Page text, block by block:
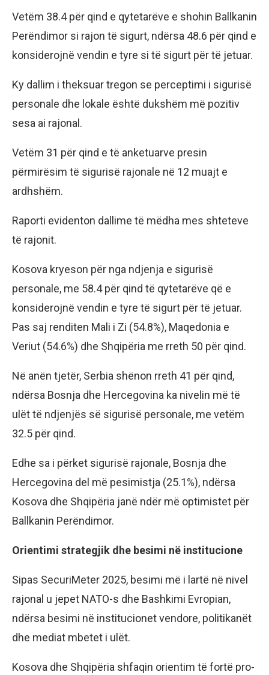
Vetëm 38.4 për qind e qytetarëve e shohin Ballkanin
Perëndimor si rajon të sigurt, ndërsa 48.6 për qind e
konsiderojnë vendin e tyre si të sigurt për të jetuar.
Ky dallim i theksuar tregon se perceptimi i sigurisë
personale dhe lokale është dukshëm më pozitiv
sesa ai rajonal.
Vetëm 31 për qind e të anketuarve presin
përmirësim të sigurisë rajonale në 12 muajt e
ardhshëm.
Raporti evidenton dallime të mëdha mes shteteve
të rajonit.
Kosova kryeson për nga ndjenja e sigurisë
personale, me 58.4 për qind të qytetarëve që e
konsiderojnë vendin e tyre të sigurt për të jetuar.
Pas saj renditen Mali i Zi (54.8%), Maqedonia e
Veriut (54.6%) dhe Shqipëria me rreth 50 për qind.
Në anën tjetër, Serbia shënon rreth 41 për qind,
ndërsa Bosnja dhe Hercegovina ka nivelin më të
ulët të ndjenjës së sigurisë personale, me vetëm
32.5 për qind.
Edhe sa i përket sigurisë rajonale, Bosnja dhe
Hercegovina del më pesimistja (25.1%), ndërsa
Kosova dhe Shqipëria janë ndër më optimistet për
Ballkanin Perëndimor.
Orientimi strategjik dhe besimi në institucione
Sipas SecuriMeter 2025, besimi më i lartë në nivel
rajonal u jepet NATO-s dhe Bashkimi Evropian,
ndërsa besimi në institucionet vendore, politikanët
dhe mediat mbetet i ulët.
Kosova dhe Shqipëria shfaqin orientim të fortë pro-